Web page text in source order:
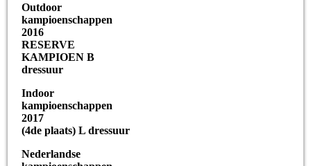
Outdoor
kampioenschappen
2016
RESERVE
KAMPIOEN B
dressuur
Indoor
kampioenschappen
2017
(4de plaats) L dressuur
Nederlandse